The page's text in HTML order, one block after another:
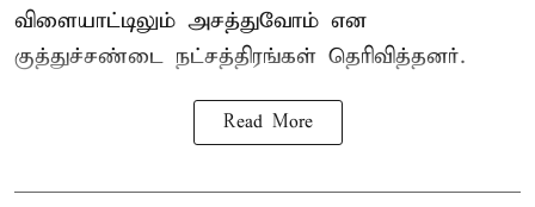
விளையாட்டிலும் அசத்துவோம் என
குத்துச்சண்டை நட்சத்திரங்கள் தெரிவித்தனர்.
Read More